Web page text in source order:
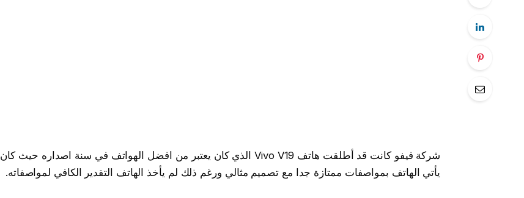
شركة فيفو كانت قد أطلقت هاتف Vivo V19 الذي كان يعتبر من افضل الهواتف في سنة اصداره حيث كان
يأتي الهاتف بمواصفات ممتازة جدا مع تصميم مثالي ورغم ذلك لم يأخذ الهاتف التقدير الكافي لمواصفاته.